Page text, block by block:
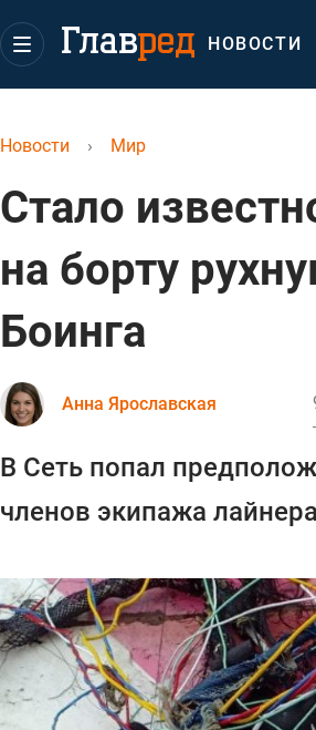
НОВОСТИ
Новости › Мир
Стало
на борту
Боинга
Анна Ярославская
В Сеть попал
членов экипажа